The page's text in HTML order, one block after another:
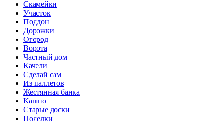
Скамейки
Участок
Поддон
Дорожки
Огород
Ворота
Частный дом
Качели
Сделай сам
Из паллетов
Жестянная банка
Кашпо
Старые доски
Поделки